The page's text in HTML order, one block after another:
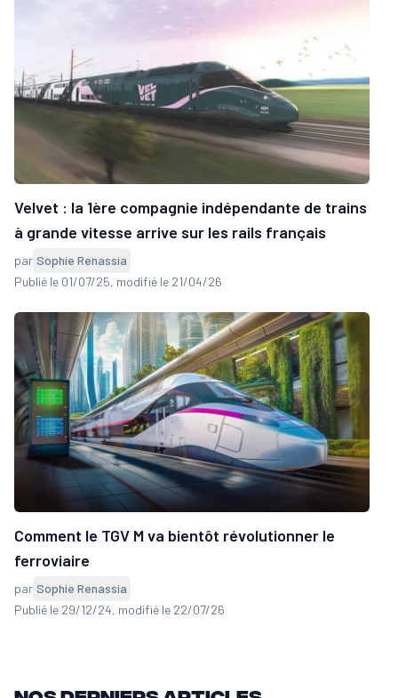
Velvet : la 1ère compagnie indépendante de trains
à grande vitesse arrive sur les rails français
par Sophie Renassia
Publié le 01/07/25, modifié le 21/04/26
Comment le TGV M va bientôt révolutionner le
ferroviaire
par Sophie Renassia
Publié le 29/12/24, modifié le 22/07/26